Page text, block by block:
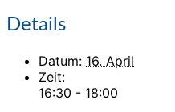
Details
Datum: 16. April
Zeit:
16:30 - 18:00